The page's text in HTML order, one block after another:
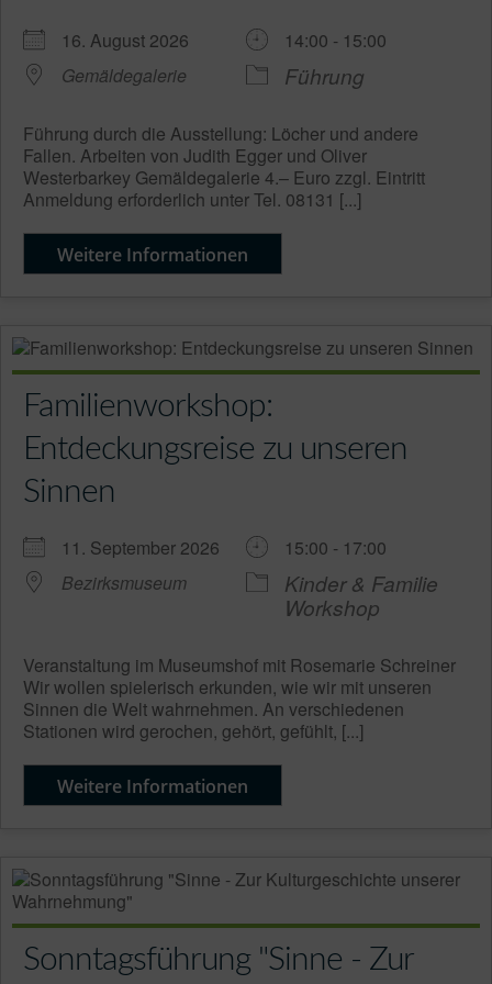
16. August 2026
14:00 - 15:00
Gemäldegalerie
Führung
Führung durch die Ausstellung: Löcher und andere
Fallen. Arbeiten von Judith Egger und Oliver
Westerbarkey Gemäldegalerie 4.– Euro zzgl. Eintritt
Anmeldung erforderlich unter Tel. 08131 [...]
Weitere Informationen
Familienworkshop:
Entdeckungsreise zu unseren
Sinnen
11. September 2026
15:00 - 17:00
Bezirksmuseum
Kinder & Familie
Workshop
Veranstaltung im Museumshof mit Rosemarie Schreiner
Wir wollen spielerisch erkunden, wie wir mit unseren
Sinnen die Welt wahrnehmen. An verschiedenen
Stationen wird gerochen, gehört, gefühlt, [...]
Weitere Informationen
Sonntagsführung "Sinne - Zur